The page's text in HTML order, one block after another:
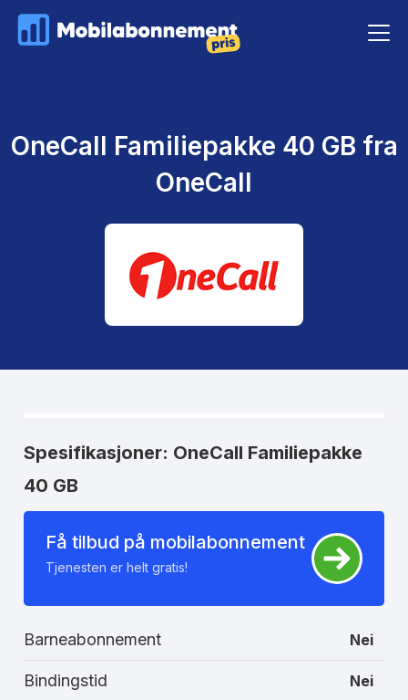
OneCall Familiepakke 40 GB fra
OneCall
Spesifikasjoner: OneCall Familiepakke
40 GB
Få tilbud på mobilabonnement
Tjenesten er helt gratis!
Barneabonnement Nei
Bindingstid Nei